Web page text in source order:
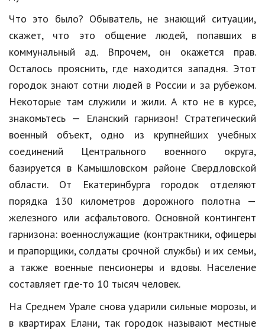
Авто, мото
Дом и сад
Недвижимость
Спорт и фитнес
Психология и отношения
Творчество и рукоделие
Разное
Работа и бизнес
Животные
Еда и напитки
Праздники и подарки
Кинематограф
Домашние животные
Что это было? Обыватель, не знающий ситуации,
скажет, что это общение людей, попавших в
коммунальный ад. Впрочем, он окажется прав.
Осталось прояснить, где находится западня. Этот
городок знают сотни людей в России и за рубежом.
Некоторые там служили и жили. А кто не в курсе,
знакомьтесь — Еланский гарнизон! Стратегический
военный объект, одно из крупнейших учебных
соединений Центрального военного округа,
базируется в Камышловском районе Свердловской
области. От Екатеринбурга городок отделяют
порядка 130 километров дорожного полотна —
железного или асфальтового. Основной контингент
гарнизона: военнослужащие (контрактники, офицеры
и прапорщики, солдаты срочной службы) и их семьи,
а также военные пенсионеры и вдовы. Население
составляет где-то 10 тысяч человек.
На Среднем Урале снова ударили сильные морозы, и
в квартирах Елани, так городок называют местные